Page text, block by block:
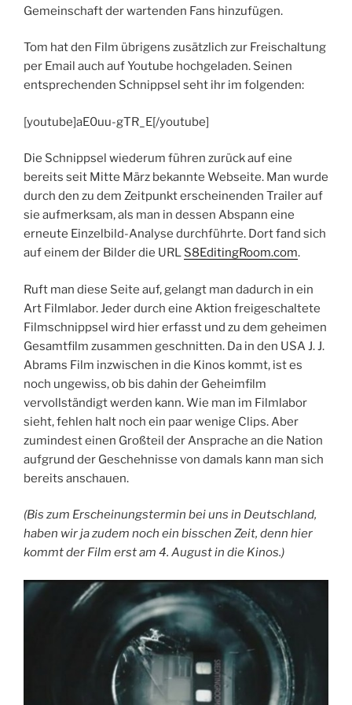
Gemeinschaft der wartenden Fans hinzufügen.
Tom hat den Film übrigens zusätzlich zur Freischaltung
per Email auch auf Youtube hochgeladen. Seinen
entsprechenden Schnippsel seht ihr im folgenden:
[youtube]aE0uu-gTR_E[/youtube]
Die Schnippsel wiederum führen zurück auf eine
bereits seit Mitte März bekannte Webseite. Man wurde
durch den zu dem Zeitpunkt erscheinenden Trailer auf
sie aufmerksam, als man in dessen Abspann eine
erneute Einzelbild-Analyse durchführte. Dort fand sich
auf einem der Bilder die URL S8EditingRoom.com.
Ruft man diese Seite auf, gelangt man dadurch in ein
Art Filmlabor. Jeder durch eine Aktion freigeschaltete
Filmschnippsel wird hier erfasst und zu dem geheimen
Gesamtfilm zusammen geschnitten. Da in den USA J. J.
Abrams Film inzwischen in die Kinos kommt, ist es
noch ungewiss, ob bis dahin der Geheimfilm
vervollständigt werden kann. Wie man im Filmlabor
sieht, fehlen halt noch ein paar wenige Clips. Aber
zumindest einen Großteil der Ansprache an die Nation
aufgrund der Geschehnisse von damals kann man sich
bereits anschauen.
(Bis zum Erscheinungstermin bei uns in Deutschland,
haben wir ja zudem noch ein bisschen Zeit, denn hier
kommt der Film erst am 4. August in die Kinos.)